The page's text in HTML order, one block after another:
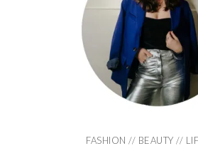
FASHION // BEAUTY //